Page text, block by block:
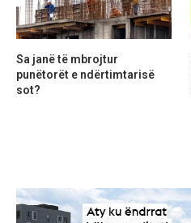
Sa janë të mbrojtur
punëtorët e ndërtimtarisë
sot?